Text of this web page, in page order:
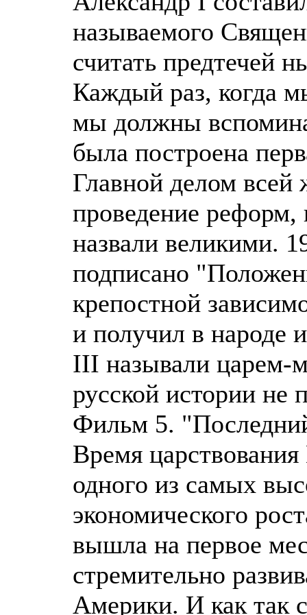
называемого
считать предтечей
Каждый раз, когда
мы должны
была построена
Главной делом всей
проведение реформ,
назвали великими.
подписано
крепостной
и получил в народе
III называли царем-
русской истории не
Фильм 5.
Время
одного из самых
экономического
вышла на первое
стремительно
Америки. И как так